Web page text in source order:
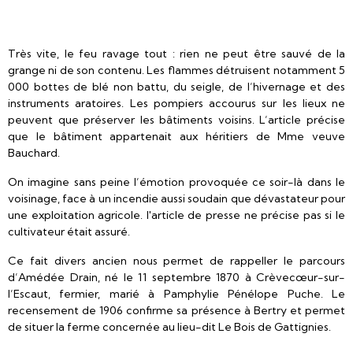
Très vite, le feu ravage tout : rien ne peut être sauvé de la
grange ni de son contenu. Les flammes détruisent notamment 5
000 bottes de blé non battu, du seigle, de l’hivernage et des
instruments aratoires. Les pompiers accourus sur les lieux ne
peuvent que préserver les bâtiments voisins. L’article précise
que le bâtiment appartenait aux héritiers de Mme veuve
Bauchard.
On imagine sans peine l’émotion provoquée ce soir-là dans le
voisinage, face à un incendie aussi soudain que dévastateur pour
une exploitation agricole. l'article de presse ne précise pas si le
cultivateur était assuré.
Ce fait divers ancien nous permet de rappeller le parcours
d’Amédée Drain, né le 11 septembre 1870 à Crèvecœur-sur-
l’Escaut, fermier, marié à Pamphylie Pénélope Puche. Le
recensement de 1906 confirme sa présence à Bertry et permet
de situer la ferme concernée au lieu-dit Le Bois de Gattignies.